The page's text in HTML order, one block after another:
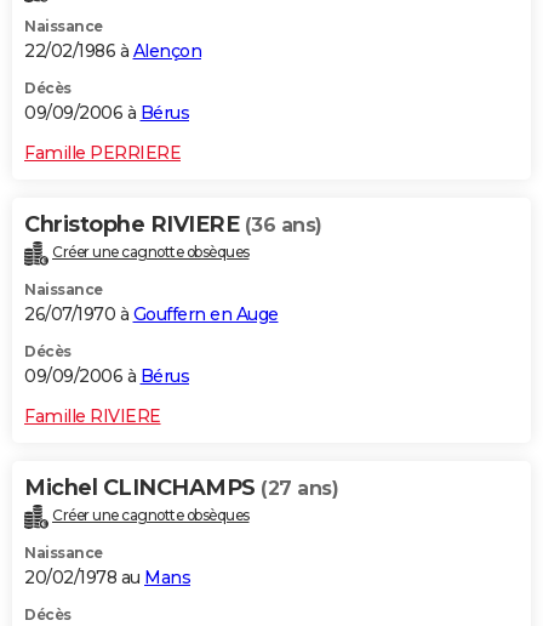
Naissance
22/02/1986 à Alençon
Décès
09/09/2006 à Bérus
Famille PERRIERE
Christophe RIVIERE (36 ans)
Créer une cagnotte obsèques
Naissance
26/07/1970 à Gouffern en Auge
Décès
09/09/2006 à Bérus
Famille RIVIERE
Michel CLINCHAMPS (27 ans)
Créer une cagnotte obsèques
Naissance
20/02/1978 au Mans
Décès